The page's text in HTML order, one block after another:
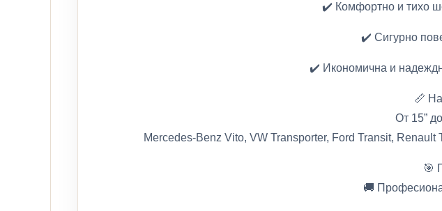
✔️ Комфортно и тихо
✔️ Сигурно
✔️ Икономична и
📏
От 15”
Mercedes-Benz Vito, VW Transporter, Ford Transit,
🎯
🚚